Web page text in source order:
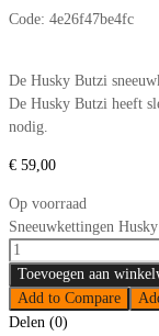
Code: 4e26f47be4fc
De Husky Butzi
De Husky Butzi heeft
nodig.
€ 59,00
Op voorraad
Sneeuwkettingen
Toevoegen aan
Add to Compare
Delen (0)